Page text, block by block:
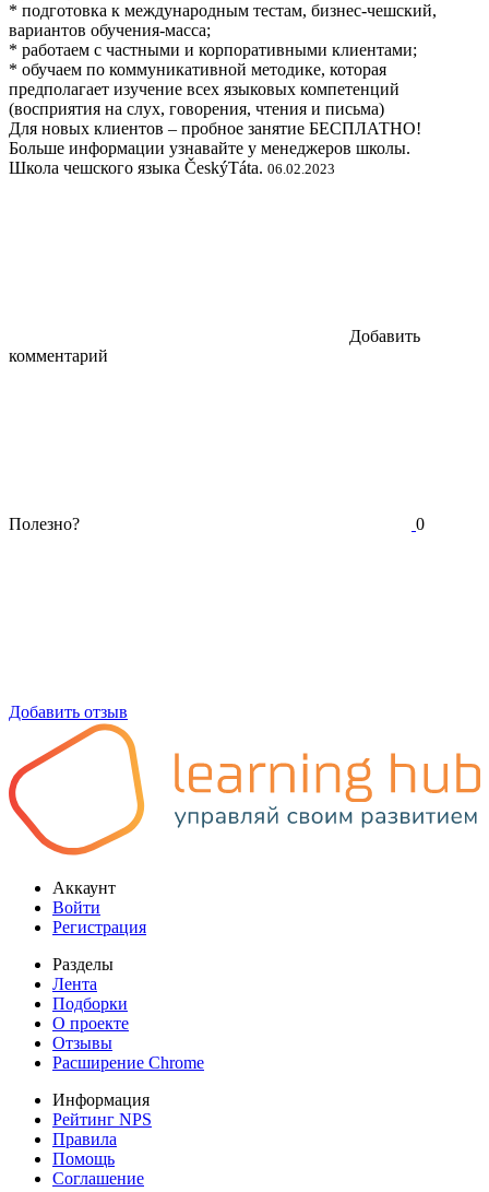
* подготовка к международным тестам, бизнес-чешский,
вариантов обучения-масса;
* работаем с частными и корпоративными клиентами;
* обучаем по коммуникативной методике, которая
предполагает изучение всех языковых компетенций
(восприятия на слух, говорения, чтения и письма)
Для новых клиентов – пробное занятие БЕСПЛАТНО!
Больше информации узнавайте у менеджеров школы.
Школа чешского языка ČeskýTáta. 06.02.2023
Добавить
комментарий
Полезно? 0
Добавить отзыв
Аккаунт
Войти
Регистрация
Разделы
Лента
Подборки
О проекте
Отзывы
Расширение Chrome
Информация
Рейтинг NPS
Правила
Помощь
Соглашение